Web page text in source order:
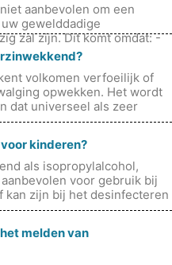
aanbevolen om een
gewelddadige
zal zijn. Dit komt omdat: -
volkomen verfoeilijk of
opwekken. Het wordt
dat universeel als zeer
kinderen?
als isopropylalcohol,
voor gebruik bij
zijn bij het desinfecteren
melden van